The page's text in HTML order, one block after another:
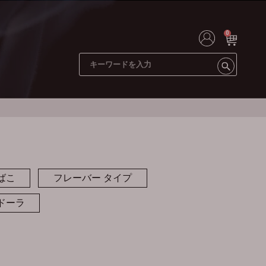
0
こ フレーバー タイプ
ーラ